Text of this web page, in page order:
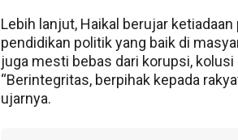
Lebih lanjut, Haikal berujar
pendidikan politik yang baik di
juga mesti bebas dari korupsi,
“Berintegritas, berpihak kepada
ujarnya.